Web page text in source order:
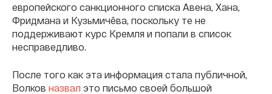
европейского санкционного списка Авена, Хана,
Фридмана и Кузьмичёва, поскольку те не
поддерживают курс Кремля и попали в список
несправедливо.
После того как эта информация стала публичной,
Волков назвал это письмо своей большой